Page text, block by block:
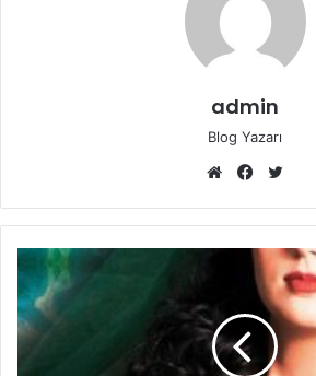
admin
Blog Yazarı
Web